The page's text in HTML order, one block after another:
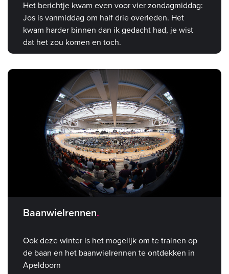
Het berichtje kwam even voor vier zondagmiddag:
Jos is vanmiddag om half drie overleden. Het
kwam harder binnen dan ik gedacht had, je wist
dat het zou komen en toch.
Baanwielrennen
Ook deze winter is het mogelijk om te trainen op
de baan en het baanwielrennen te ontdekken in
Apeldoorn